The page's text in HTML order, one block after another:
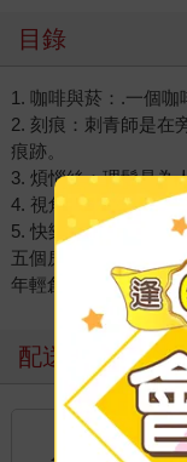
目錄
1. 咖啡與菸：.一個咖
2. 刻痕：刺青師是在
痕跡。
3. 煩惱絲：理髮是為
4. 視角：當一個攝
5. 快樂的魚：是帶給
五個房間，一個帶出
年輕創作者，對人生
配送方式
國內